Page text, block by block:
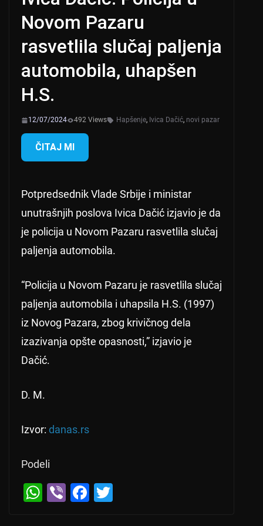
Novom Pazaru
rasvetlila slučaj paljenja
automobila, uhapšen
H.S.
12/07/2024 492 Views Hapšenje, Ivica Dačić, novi pazar
ČITAJ MI
Potpredsednik Vlade Srbije i ministar
unutrašnjih poslova Ivica Dačić izjavio je da
je policija u Novom Pazaru rasvetlila slučaj
paljenja automobila.
“Policija u Novom Pazaru je rasvetlila slučaj
paljenja automobila i uhapsila H.S. (1997)
iz Novog Pazara, zbog krivičnog dela
izazivanja opšte opasnosti,” izjavio je
Dačić.
D. M.
Izvor: danas.rs
Podeli
W Vi F